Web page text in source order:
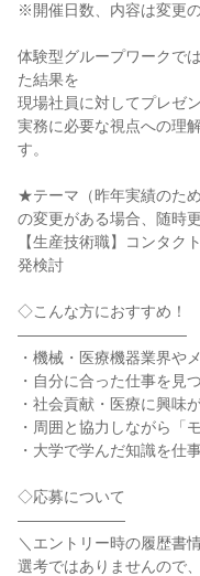
※開催日数、内容は変更
体験型グループワークで
た結果を
現場社員に対してプレゼ
実務に必要な視点への理
す。
★テーマ（昨年実績のた
の変更がある場合、随時
【生産技術職】コンタク
発検討
◇こんな方におすすめ！
―――――――――――
・機械・医療機器業界や
・自分に合った仕事を見
・社会貢献・医療に興味
・周囲と協力しながら「
・大学で学んだ知識を仕
◇応募について
―――――――
＼エントリー時の履歴書
選考ではありませんので